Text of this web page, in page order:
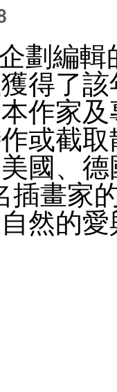
劃編
得了
作家
或截
國、
畫家
然的